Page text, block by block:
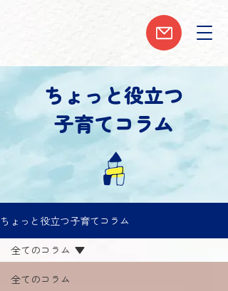
ちょっと役立つ
子育てコラム
ちょっと役立つ子育てコラム
全てのコラム
全てのコラム